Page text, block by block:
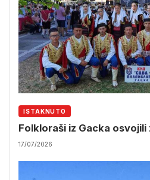
ISTAKNUTO
Folkloraši iz Gacka
17/07/2026